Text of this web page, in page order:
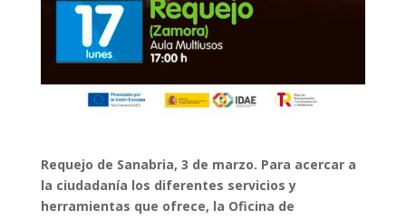
Requejo de Sanabria, 3 de marzo. Para acercar a
la ciudadanía los diferentes servicios y
herramientas que ofrece, la Oficina de